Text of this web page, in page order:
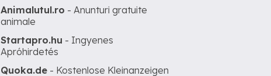
Animalutul.ro - Anunturi gratuite
animale
Startapro.hu - Ingyenes
Apróhirdetés
Quoka.de - Kostenlose Kleinanzeigen